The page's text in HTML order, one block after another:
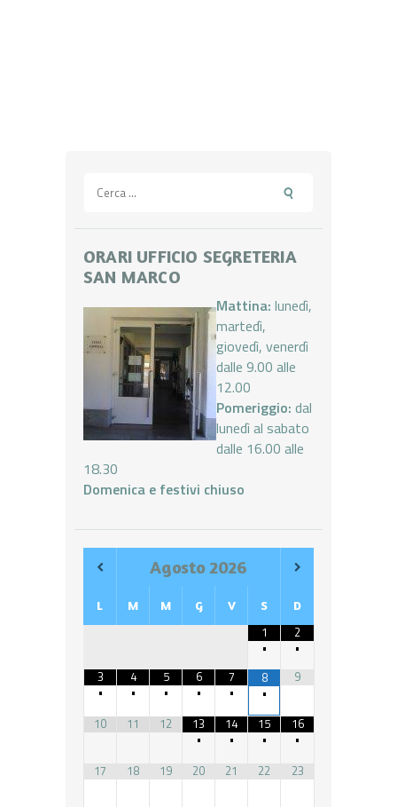
per:
ORARI UFFICIO SEGRETERIA
SAN MARCO
Mattina: lunedì,
martedì,
giovedì, venerdì
dalle 9.00 alle
12.00
Pomeriggio: dal
lunedì al sabato
dalle 16.00 alle
18.30
Domenica e festivi chiuso
Agosto 2026
L M M G V S D
1
•
2
•
3
•
4
•
5
•
6
•
7
•
8
•
9
10 11 12
13
•
14
•
15
•
16
•
17
18 19 20 21 22 23